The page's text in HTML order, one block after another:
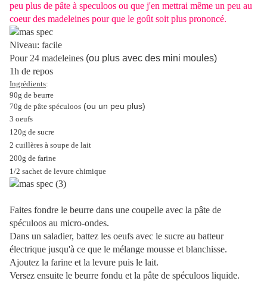
peu plus de pâte à speculoos ou que j'en mettrai même un peu au
coeur des madeleines pour que le goût soit plus prononcé.
Niveau: facile
Pour 24 madeleines (ou plus avec des mini moules)
1h de repos
Ingrédients:
90g de beurre
70g de pâte spéculoos (ou un peu plus)
3 oeufs
120g de sucre
2 cuillères à soupe de lait
200g de farine
1/2 sachet de levure chimique
Faites fondre le beurre dans une coupelle avec la pâte de
spéculoos au micro-ondes.
Dans un saladier, battez les oeufs avec le sucre au batteur
électrique jusqu'à ce que le mélange mousse et blanchisse.
Ajoutez la farine et la levure puis le lait.
Versez ensuite le beurre fondu et la pâte de spéculoos liquide.